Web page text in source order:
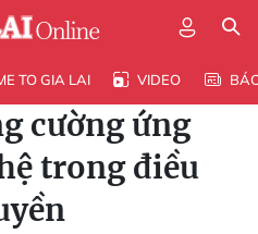
TO GIA LAI VIDEO
cường ứng
trong điều